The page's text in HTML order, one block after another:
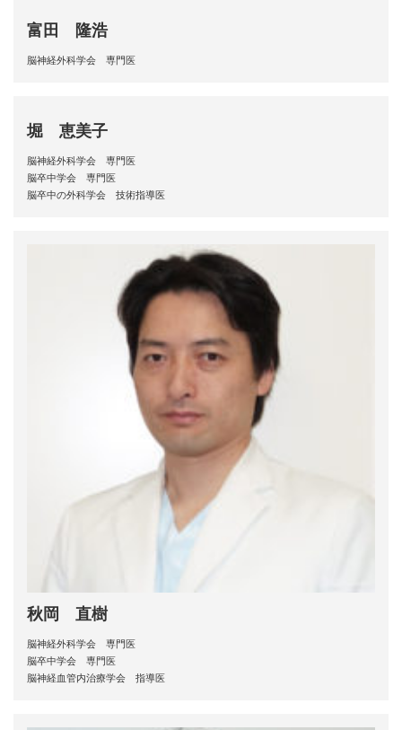
富田 隆浩
脳神経外科学会 専門医
堀 恵美子
脳神経外科学会 専門医
脳卒中学会 専門医
脳卒中の外科学会 技術指導医
秋岡 直樹
脳神経外科学会 専門医
脳卒中学会 専門医
脳神経血管内治療学会 指導医